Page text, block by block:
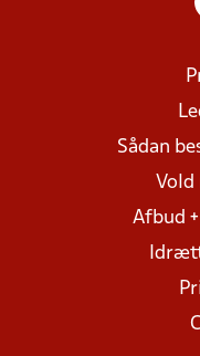
Sådan
Vold
Afbud